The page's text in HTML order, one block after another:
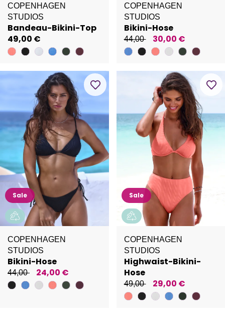
COPENHAGEN
STUDIOS
Bandeau-Bikini-Top
49,00 €
COPENHAGEN
STUDIOS
Bikini-Hose
44,00 30,00 €
Sale
COPENHAGEN
STUDIOS
Bikini-Hose
44,00 24,00 €
Sale
COPENHAGEN
STUDIOS
Highwaist-Bikini-
Hose
49,00 29,00 €